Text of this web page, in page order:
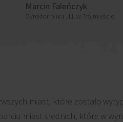
Marcin Faleńczyk
Dyrektor biura JLL w Trójmieście
miast, które zostało
miast średnich, które w